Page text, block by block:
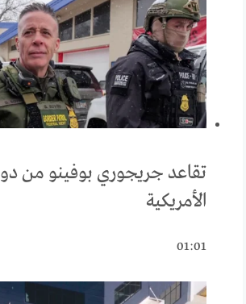
تقاعد جريجوري بوفينو من
الأمريكية
01:01